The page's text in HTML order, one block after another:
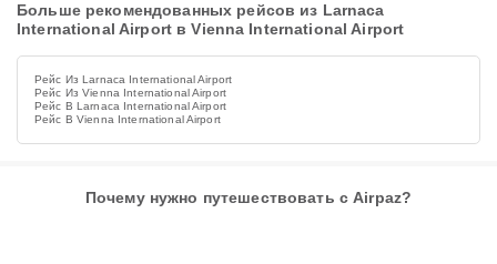
Больше рекомендованных рейсов из Larnaca
International Airport в Vienna International Airport
Рейс Из Larnaca International Airport
Рейс Из Vienna International Airport
Рейс В Larnaca International Airport
Рейс В Vienna International Airport
Почему нужно путешествовать с Airpaz?